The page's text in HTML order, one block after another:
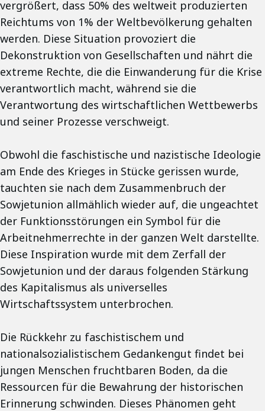
vergrößert, dass 50% des weltweit produzierten
Reichtums von 1% der Weltbevölkerung gehalten
werden. Diese Situation provoziert die
Dekonstruktion von Gesellschaften und nährt die
extreme Rechte, die die Einwanderung für die Krise
verantwortlich macht, während sie die
Verantwortung des wirtschaftlichen Wettbewerbs
und seiner Prozesse verschweigt.
Obwohl die faschistische und nazistische Ideologie
am Ende des Krieges in Stücke gerissen wurde,
tauchten sie nach dem Zusammenbruch der
Sowjetunion allmählich wieder auf, die ungeachtet
der Funktionsstörungen ein Symbol für die
Arbeitnehmerrechte in der ganzen Welt darstellte.
Diese Inspiration wurde mit dem Zerfall der
Sowjetunion und der daraus folgenden Stärkung
des Kapitalismus als universelles
Wirtschaftssystem unterbrochen.
Die Rückkehr zu faschistischem und
nationalsozialistischem Gedankengut findet bei
jungen Menschen fruchtbaren Boden, da die
Ressourcen für die Bewahrung der historischen
Erinnerung schwinden. Dieses Phänomen geht